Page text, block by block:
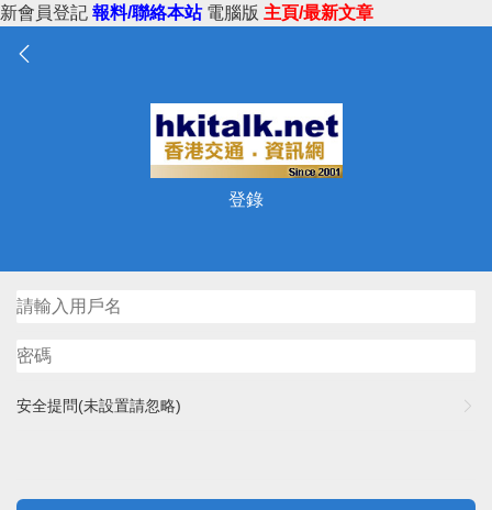
新會員登記 報料/聯絡本站 電腦版 主頁/最新文章
登錄
安全提問(未設置請忽略)